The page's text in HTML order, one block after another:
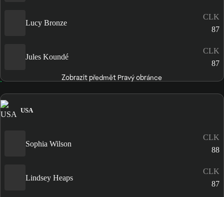
Lucy Bronze
CLK
87
Jules Koundé
CLK
87
Zobrazit předmět Pravý obránce
USA
Sophia Wilson
CLK
88
Lindsey Heaps
CLK
87